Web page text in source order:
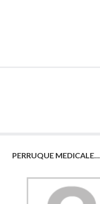
PERRUQUE MEDICALE...